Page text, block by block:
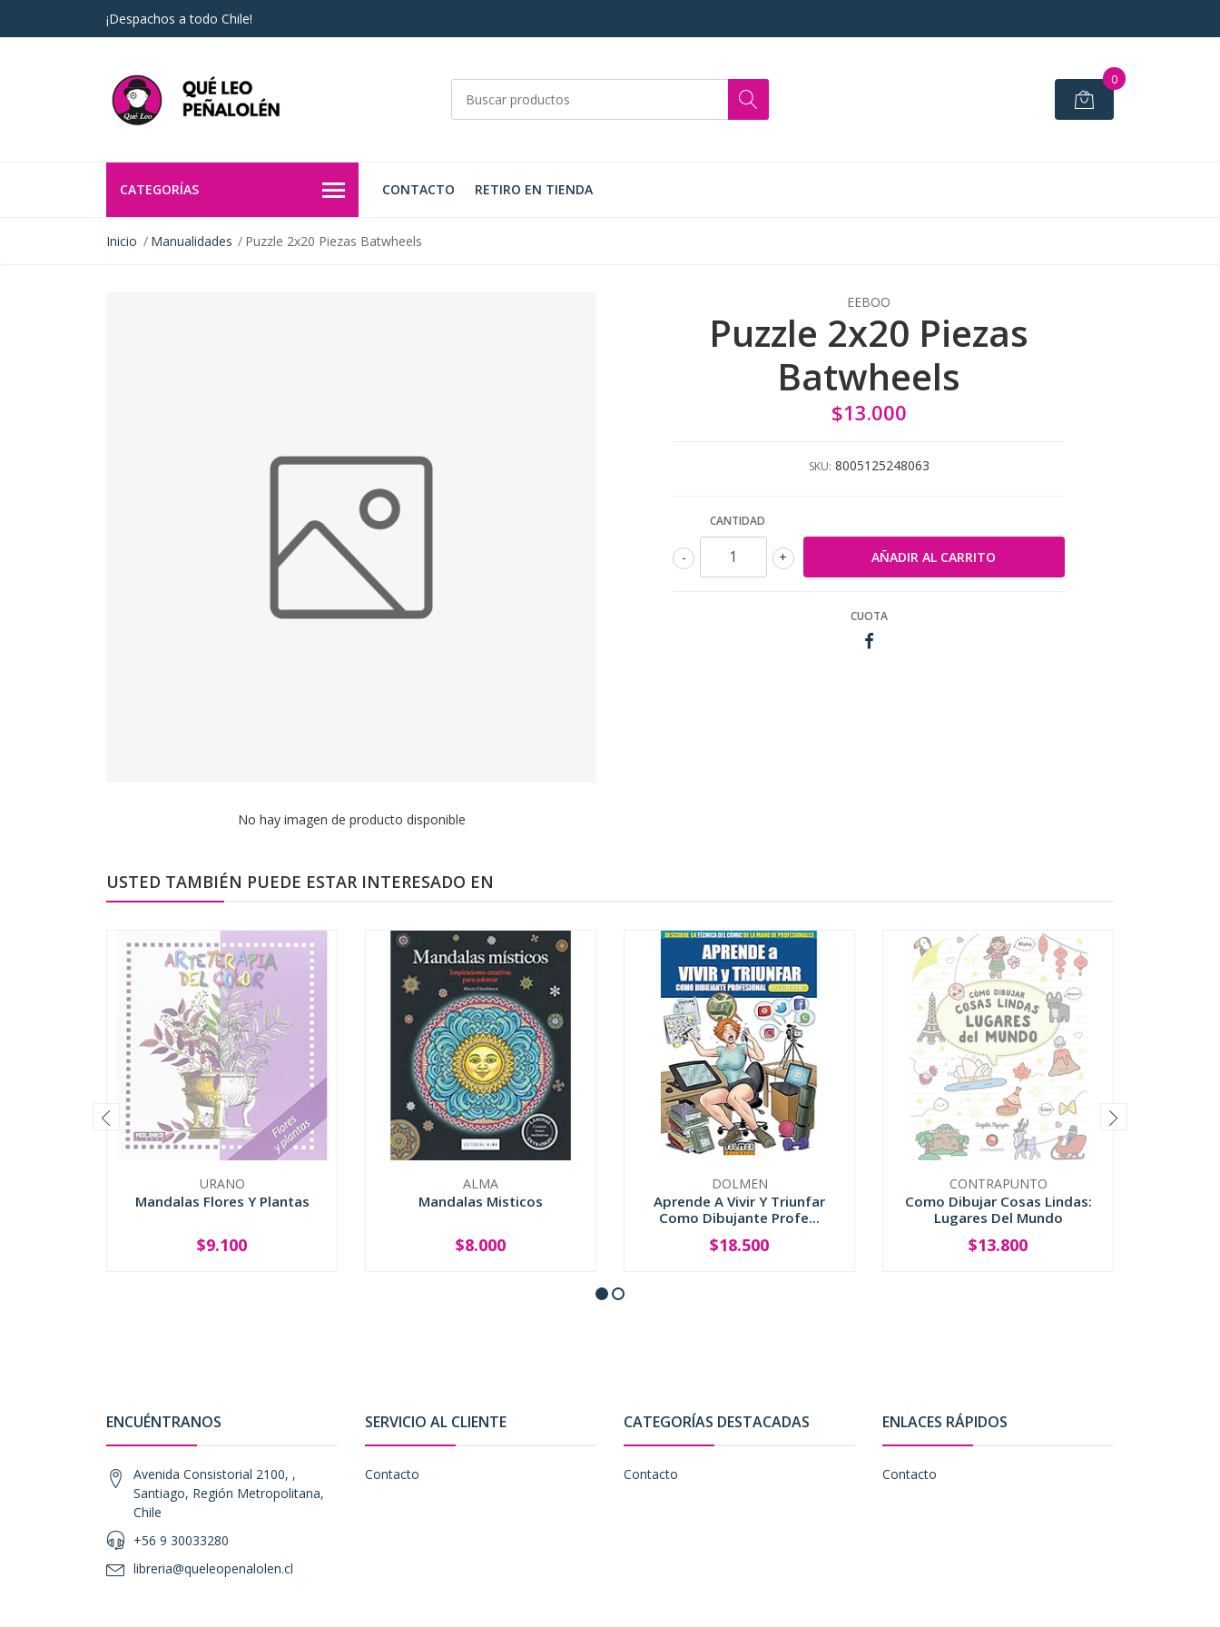
¡Despachos a todo Chile!
0
CATEGORÍAS CONTACTO RETIRO EN TIENDA
Inicio Manualidades Puzzle 2x20 Piezas Batwheels
No hay imagen de producto disponible
EEBOO
Puzzle 2x20 Piezas
Batwheels
$13.000
SKU: 8005125248063
CANTIDAD
+
-
CUOTA
USTED TAMBIÉN PUEDE ESTAR INTERESADO EN
URANO
Mandalas Flores Y Plantas
SOLD OUT
$9.100
ALMA
Mandalas Misticos
+
$8.000
DOLMEN
Aprende A Vivir Y Triunfar
Como Dibujante Profe...
+
$18.500
CONTRAPUNTO
Como Dibujar Cosas Lindas:
Lugares Del Mundo
SOLD OUT
$13.800
ENCUÉNTRANOS
Avenida Consistorial 2100, ,
Santiago, Región Metropolitana,
Chile
+56 9 30033280
libreria@queleopenalolen.cl
SERVICIO AL CLIENTE
Contacto
CATEGORÍAS DESTACADAS
Contacto
ENLACES RÁPIDOS
Contacto